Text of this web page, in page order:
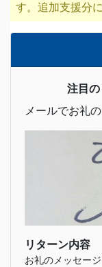
す。追加支援分
注目
メールでお礼
リターン内容
お礼のメッセージ